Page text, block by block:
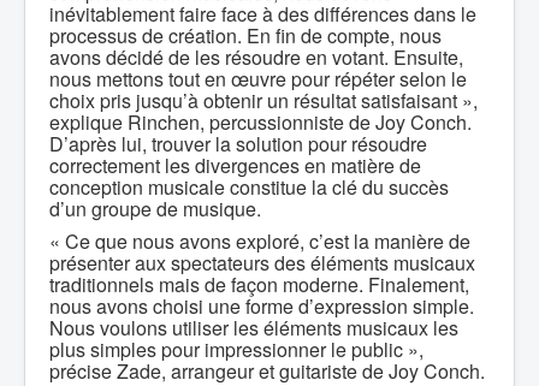
inévitablement faire face à des différences dans le
processus de création. En fin de compte, nous
avons décidé de les résoudre en votant. Ensuite,
nous mettons tout en œuvre pour répéter selon le
choix pris jusqu’à obtenir un résultat satisfaisant »,
explique Rinchen, percussionniste de Joy Conch.
D’après lui, trouver la solution pour résoudre
correctement les divergences en matière de
conception musicale constitue la clé du succès
d’un groupe de musique.
« Ce que nous avons exploré, c’est la manière de
présenter aux spectateurs des éléments musicaux
traditionnels mais de façon moderne. Finalement,
nous avons choisi une forme d’expression simple.
Nous voulons utiliser les éléments musicaux les
plus simples pour impressionner le public »,
précise Zade, arrangeur et guitariste de Joy Conch.